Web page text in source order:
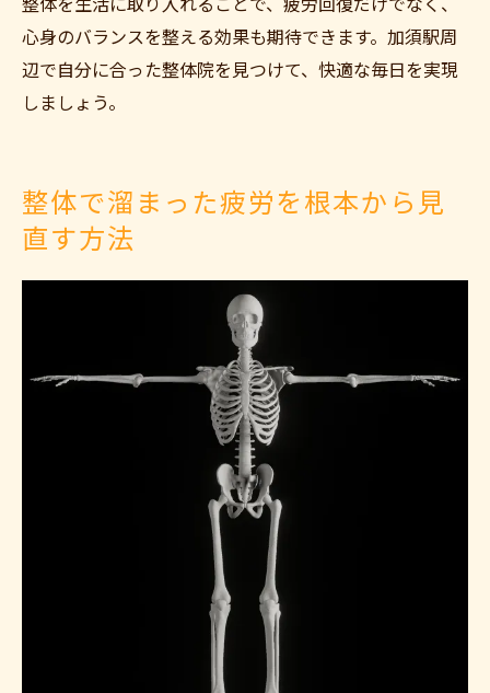
整体を生活に取り入れることで、疲労回復だけでなく、
心身のバランスを整える効果も期待できます。加須駅周
辺で自分に合った整体院を見つけて、快適な毎日を実現
しましょう。
整体で溜まった疲労を根本から見
直す方法